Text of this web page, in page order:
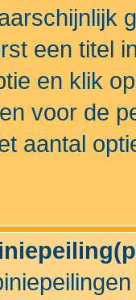
een titel
en klik
voor de
aantal